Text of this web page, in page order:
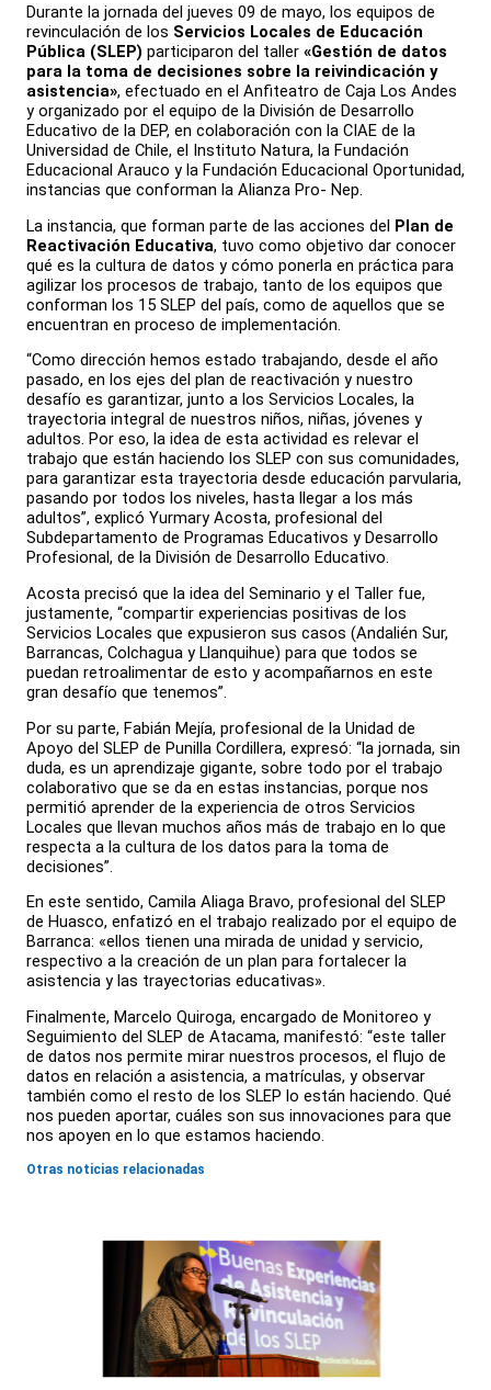
Durante la jornada del jueves 09 de mayo, los equipos de
revinculación de los Servicios Locales de Educación
Pública (SLEP) participaron del taller «Gestión de datos
para la toma de decisiones sobre la reivindicación y
asistencia», efectuado en el Anfiteatro de Caja Los Andes
y organizado por el equipo de la División de Desarrollo
Educativo de la DEP, en colaboración con la CIAE de la
Universidad de Chile, el Instituto Natura, la Fundación
Educacional Arauco y la Fundación Educacional Oportunidad,
instancias que conforman la Alianza Pro- Nep.
La instancia, que forman parte de las acciones del Plan de
Reactivación Educativa, tuvo como objetivo dar conocer
qué es la cultura de datos y cómo ponerla en práctica para
agilizar los procesos de trabajo, tanto de los equipos que
conforman los 15 SLEP del país, como de aquellos que se
encuentran en proceso de implementación.
“Como dirección hemos estado trabajando, desde el año
pasado, en los ejes del plan de reactivación y nuestro
desafío es garantizar, junto a los Servicios Locales, la
trayectoria integral de nuestros niños, niñas, jóvenes y
adultos. Por eso, la idea de esta actividad es relevar el
trabajo que están haciendo los SLEP con sus comunidades,
para garantizar esta trayectoria desde educación parvularia,
pasando por todos los niveles, hasta llegar a los más
adultos”, explicó Yurmary Acosta, profesional del
Subdepartamento de Programas Educativos y Desarrollo
Profesional, de la División de Desarrollo Educativo.
Acosta precisó que la idea del Seminario y el Taller fue,
justamente, “compartir experiencias positivas de los
Servicios Locales que expusieron sus casos (Andalién Sur,
Barrancas, Colchagua y Llanquihue) para que todos se
puedan retroalimentar de esto y acompañarnos en este
gran desafío que tenemos”.
Por su parte, Fabián Mejía, profesional de la Unidad de
Apoyo del SLEP de Punilla Cordillera, expresó: “la jornada, sin
duda, es un aprendizaje gigante, sobre todo por el trabajo
colaborativo que se da en estas instancias, porque nos
permitió aprender de la experiencia de otros Servicios
Locales que llevan muchos años más de trabajo en lo que
respecta a la cultura de los datos para la toma de
decisiones”.
En este sentido, Camila Aliaga Bravo, profesional del SLEP
de Huasco, enfatizó en el trabajo realizado por el equipo de
Barranca: «ellos tienen una mirada de unidad y servicio,
respectivo a la creación de un plan para fortalecer la
asistencia y las trayectorias educativas».
Finalmente, Marcelo Quiroga, encargado de Monitoreo y
Seguimiento del SLEP de Atacama, manifestó: “este taller
de datos nos permite mirar nuestros procesos, el flujo de
datos en relación a asistencia, a matrículas, y observar
también como el resto de los SLEP lo están haciendo. Qué
nos pueden aportar, cuáles son sus innovaciones para que
nos apoyen en lo que estamos haciendo.
Otras noticias relacionadas